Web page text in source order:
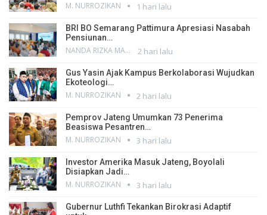
M. NURROZIKAN 1 hari lalu
BRI BO Semarang Pattimura Apresiasi Nasabah
Pensiunan…
NANDA RIZKA MAHENDRA 2 hari lalu
Gus Yasin Ajak Kampus Berkolaborasi Wujudkan
Ekoteologi…
M. NURROZIKAN 2 hari lalu
Pemprov Jateng Umumkan 73 Penerima
Beasiswa Pesantren…
M. NURROZIKAN 3 hari lalu
Investor Amerika Masuk Jateng, Boyolali
Disiapkan Jadi…
M. NURROZIKAN 3 hari lalu
Gubernur Luthfi Tekankan Birokrasi Adaptif